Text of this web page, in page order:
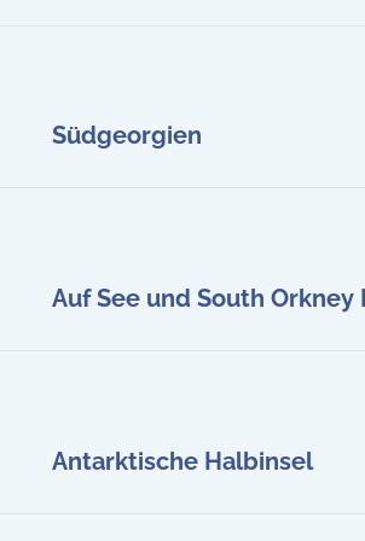
Südgeorgien
Auf See und South Orkney
Antarktische Halbinsel